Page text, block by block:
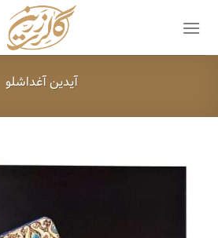
آیدین آغداشلو